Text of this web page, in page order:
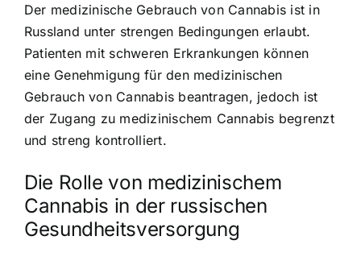
Der medizinische Gebrauch von Cannabis ist in
Russland unter strengen Bedingungen erlaubt.
Patienten mit schweren Erkrankungen können
eine Genehmigung für den medizinischen
Gebrauch von Cannabis beantragen, jedoch ist
der Zugang zu medizinischem Cannabis begrenzt
und streng kontrolliert.
Die Rolle von medizinischem
Cannabis in der russischen
Gesundheitsversorgung